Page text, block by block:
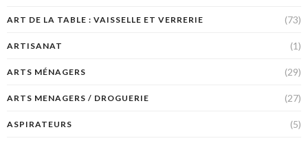
ART DE LA TABLE : VAISSELLE ET VERRERIE (73)
ARTISANAT (1)
ARTS MÉNAGERS (29)
ARTS MENAGERS / DROGUERIE (27)
ASPIRATEURS (5)